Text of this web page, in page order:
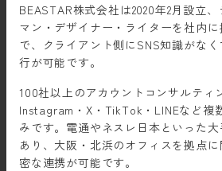
BEASTAR株式会社は2020年2月設立
マン・デザイナー・ライターを社内
で、クライアント側にSNS知識がな
行が可能です。
100社以上のアカウントコンサルティ
Instagram・X・TikTok・LINEなど複
みです。電通やネスレ日本といった
あり、大阪・北浜のオフィスを拠点
密な連携が可能です。